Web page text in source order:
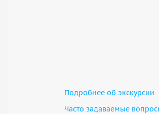
Подробнее об экскурсии
Часто задаваемые